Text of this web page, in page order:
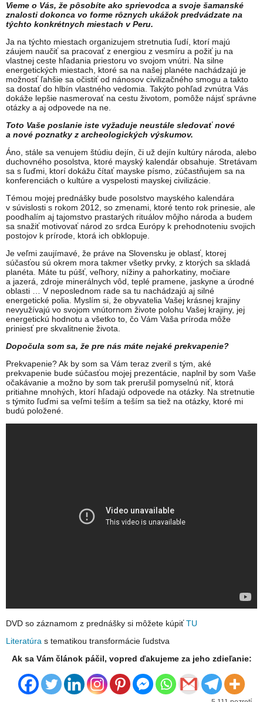
Vieme o Vás, že pôsobíte ako sprievodca a svoje šamanské
znalosti dokonca vo forme rôznych ukážok predvádzate na
týchto konkrétnych miestach v Peru.
Ja na týchto miestach organizujem stretnutia ľudí, ktorí majú
záujem naučiť sa pracovať z energiou z vesmíru a požiť ju na
vlastnej ceste hľadania priestoru vo svojom vnútri. Na silne
energetických miestach, ktoré sa na našej planéte nachádzajú je
možnosť ľahšie sa očistiť od nánosov civilizačného smogu a takto
sa dostať do hlbín vlastného vedomia. Takýto pohľad zvnútra Vás
dokáže lepšie nasmerovať na cestu životom, pomôže nájsť správne
otázky a aj odpovede na ne.
Toto Vaše poslanie iste vyžaduje neustále sledovať nové
a nové poznatky z archeologických výskumov.
Áno, stále sa venujem štúdiu dejín, či už dejín kultúry národa, alebo
duchovného posolstva, ktoré mayský kalendár obsahuje. Stretávam
sa s ľuďmi, ktorí dokážu čítať mayske písmo, zúčastňujem sa na
konferenciách o kultúre a vyspelosti mayskej civilizácie.
Témou mojej prednášky bude posolstvo mayského kalendára
v súvislosti s rokom 2012, so zmenami, ktoré tento rok prinesie, ale
poodhalím aj tajomstvo prastarých rituálov môjho národa a budem
sa snažiť motivovať národ zo srdca Európy k prehodnoteniu svojich
postojov k prírode, ktorá ich obklopuje.
Je veľmi zaujímavé, že práve na Slovensku je oblasť, ktorej
súčasťou sú okrem mora takmer všetky prvky, z ktorých sa skladá
planéta. Máte tu púšť, veľhory, nížiny a pahorkatiny, močiare
a jazerá, zdroje minerálnych vôd, teplé pramene, jaskyne a úrodné
oblasti … V neposlednom rade sa tu nachádzajú aj silné
energetické polia. Myslím si, že obyvatelia Vašej krásnej krajiny
nevyužívajú vo svojom vnútornom živote polohu Vašej krajiny, jej
energetickú hodnotu a všetko to, čo Vám Vaša príroda môže
priniesť pre skvalitnenie života.
Dopočula som sa, že pre nás máte nejaké prekvapenie?
Prekvapenie? Ak by som sa Vám teraz zveril s tým, aké
prekvapenie bude súčasťou mojej prezentácie, naplnil by som Vaše
očakávanie a možno by som tak prerušil pomyselnú niť, ktorá
pritiahne mnohých, ktorí hľadajú odpovede na otázky. Na stretnutie
s týmito ľuďmi sa veľmi teším a teším sa tiež na otázky, ktoré mi
budú položené.
DVD so záznamom z prednášky si môžete kúpiťTU
Literatúra s tematikou transformácie ľudstva
Ak sa Vám článok páčil, vopred ďakujeme za jeho zdieľanie: